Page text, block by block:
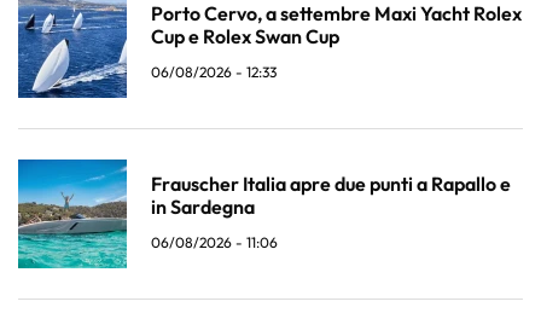
Porto Cervo, a settembre Maxi Yacht Rolex
Cup e Rolex Swan Cup
06/08/2026 - 12:33
Frauscher Italia apre due punti a Rapallo e
in Sardegna
06/08/2026 - 11:06